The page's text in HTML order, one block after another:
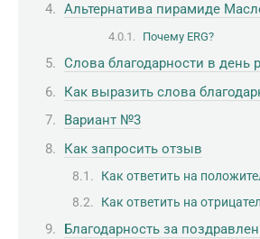
Альтернатива пирамиде
Почему ERG?
Слова благодарности в день
Как выразить слова
Вариант №3
Как запросить отзыв
Как ответить на
Как ответить на
Благодарность за